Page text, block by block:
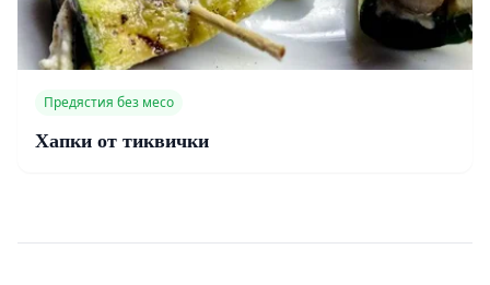
Предястия без месо
Хапки от тиквички